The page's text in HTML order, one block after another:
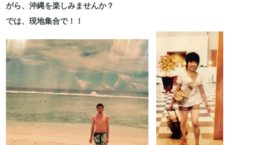
がら、沖縄を楽しみませんか？
では、現地集合で！！